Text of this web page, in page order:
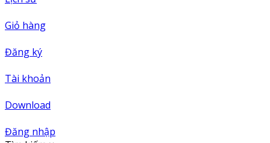
Giỏ hàng
Đăng ký
Tài khoản
Download
Đăng nhập